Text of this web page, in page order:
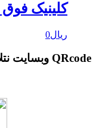
کلینیک
ریال0
QRcode وبسایت نتلایت